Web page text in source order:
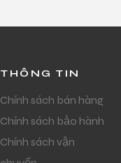
THÔNG TIN
Chính sách bán hàng
Chính sách bảo hành
Chính sách vận